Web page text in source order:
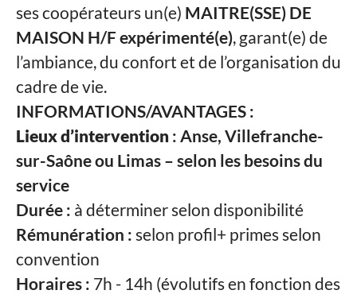
ses coopérateurs un(e) MAITRE(SSE) DE
MAISON H/Fexpérimenté(e), garant(e) de
l’ambiance, du confort et de l’organisation du
cadre de vie.
INFORMATIONS/AVANTAGES :
Lieux d’intervention : Anse, Villefranche-
sur-Saône ou Limas – selon les besoins du
service
Durée : à déterminer selon disponibilité
Rémunération : selon profil+ primes selon
convention
Horaires : 7h - 14h (évolutifs en fonction des